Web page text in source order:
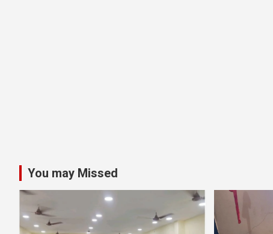
You may Missed